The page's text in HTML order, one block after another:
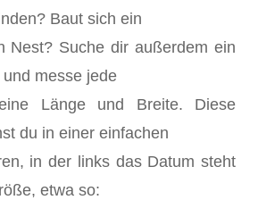
Baut sich ein
Suche dir außerdem ein
messe jede
Länge und Breite. Diese
du in einer einfachen
in der links das Datum steht
etwa so: